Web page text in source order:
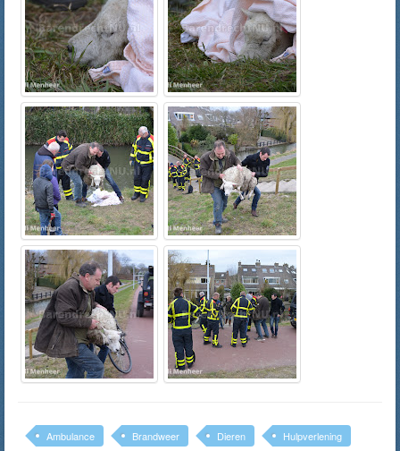
Ambulance Brandweer Dieren
Hulpverlening